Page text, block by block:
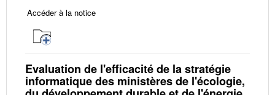
Accéder à la notice
Evaluation de l'efficacité de la stratégie
informatique des ministères de l'écologie,